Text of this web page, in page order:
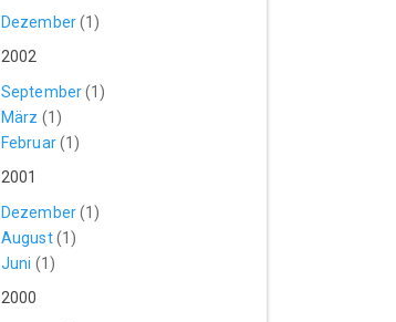
Dezember(1)
2002
September(1)
März (1)
Februar(1)
2001
Dezember(1)
August(1)
Juni (1)
2000